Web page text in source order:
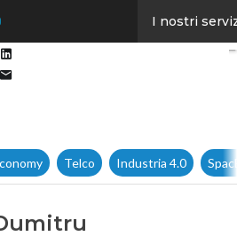
I nostri
Telco Industria 4.0